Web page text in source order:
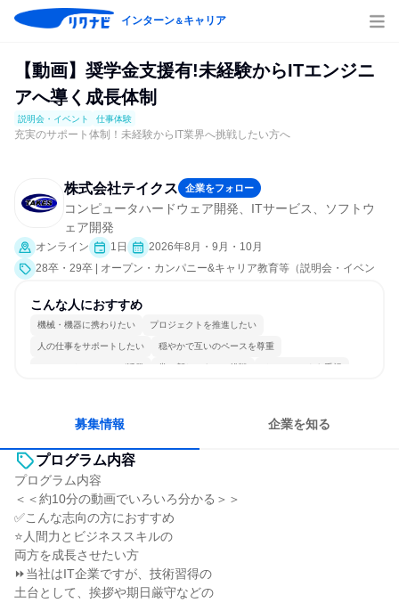
インターン＆キャリア
【動画】奨学金支援有!未経験からITエンジニ
アへ導く成長体制
説明会・イベント 仕事体験
充実のサポート体制！未経験からIT業界へ挑戦したい方へ
株式会社テイクス 企業をフォロー
コンピュータハードウェア開発、ITサービス、ソフトウ
ェア開発
オンライン 1日
2026年8月・9月・10月
28卒・29卒 | オープン・カンパニー&キャリア教育等（説明会・イベン
明会、業界研究]、仕事体験）
こんな人におすすめ
機械・機器に携わりたい プロジェクトを推進したい
人の仕事をサポートしたい 穏やかで互いのペースを尊重
コミュニケーションが活発 常に新しいものに挑戦 チームワークを重視
募集情報 企業を知る
プログラム内容
プログラム内容
＜＜約10分の動画でいろいろ分かる＞＞
✅こんな志向の方におすすめ
⭐人間力とビジネススキルの
両方を成長させたい方
⏩当社はIT企業ですが、技術習得の
土台として、挨拶や期日厳守などの